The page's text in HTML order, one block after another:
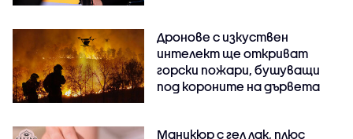
Дронове с изкуствен
интелект ще откриват
горски пожари, бушуващи
под короните на дървета
Маникюр с гел лак, плюс